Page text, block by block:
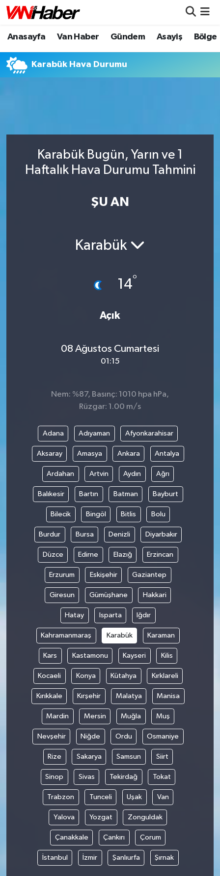
Anasayfa Van Haber Gündem Asayiş Bölge
Karabük Hava Durumu
Karabük Bugün, Yarın ve 1
Haftalık Hava Durumu Tahmini
ŞU AN
Karabük
14°
Açık
08 Ağustos Cumartesi
01:15
Nem: %87, Basınç: 1010 hpa hPa,
Rüzgar: 1.00 m/s
Adana Adıyaman Afyonkarahisar
Aksaray Amasya Ankara Antalya
Ardahan Artvin Aydın Ağrı
Balıkesir Bartın Batman Bayburt
Bilecik Bingöl Bitlis Bolu
Burdur Bursa Denizli Diyarbakır
Düzce Edirne Elazığ Erzincan
Erzurum Eskişehir Gaziantep
Giresun Gümüşhane Hakkari
Hatay Isparta Iğdır
Kahramanmaraş Karabük Karaman
Kars Kastamonu Kayseri Kilis
Kocaeli Konya Kütahya Kırklareli
Kırıkkale Kırşehir Malatya Manisa
Mardin Mersin Muğla Muş
Nevşehir Niğde Ordu Osmaniye
Rize Sakarya Samsun Siirt
Sinop Sivas Tekirdağ Tokat
Trabzon Tunceli Uşak Van
Yalova Yozgat Zonguldak
Çanakkale Çankırı Çorum
İstanbul İzmir Şanlıurfa Şırnak
Nöbetçi Eczaneler
Hava Durumu
Son Dakika Haberleri